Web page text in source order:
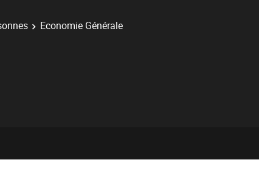
Economie Générale